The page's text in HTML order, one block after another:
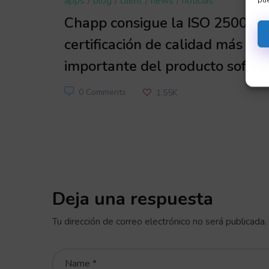
Chapp consigue la ISO 25000:
certificación de calidad más
importante del producto
1.55K
0 Comments
Deja una respuesta
Tu dirección de correo electrónico no será publicada.